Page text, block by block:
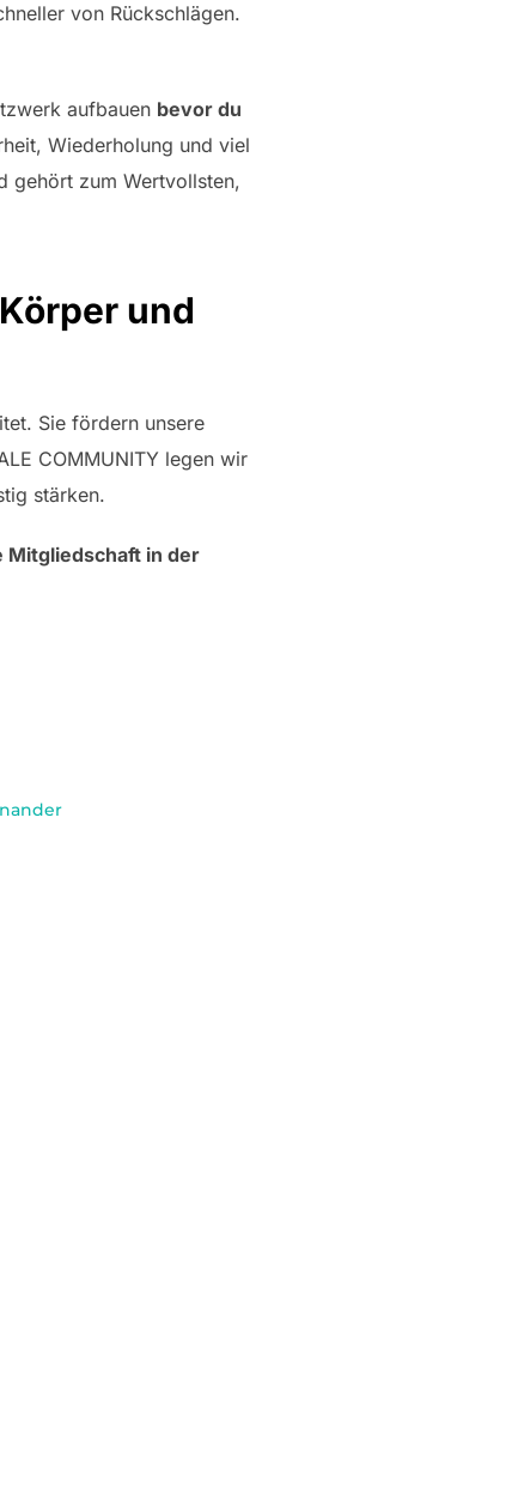
von Rückschlägen.
aufbauen bevor du
Wiederholung und viel
gehört zum Wertvollsten,
und
Sie fördern unsere
COMMUNITY legen wir
stärken.
Mitgliedschaft in der